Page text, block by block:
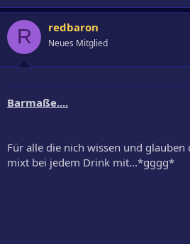
R redbaron
Neues Mitglied
Barmaße....
Für alle die nich wissen und glauben
mixt bei jedem Drink mit...*gggg*